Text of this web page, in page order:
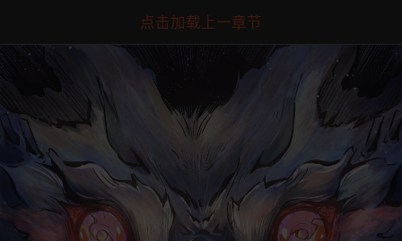
点击加载上一章节